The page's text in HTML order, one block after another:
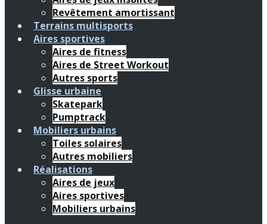
Revêtement amortissant
Terrains multisports
Aires sportives
Aires de fitness
Aires de Street Workout
Autres sports
Glisse urbaine
Skatepark
Pumptrack
Mobiliers urbains
Toiles solaires
Autres mobiliers
Réalisations
Aires de jeux
Aires sportives
Mobiliers urbains